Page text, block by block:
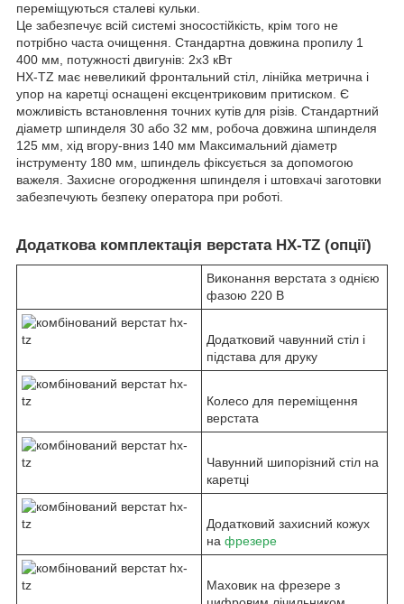
переміщуються сталеві кульки.
Це забезпечує всій системі зносостійкість, крім того не
потрібно часта очищення. Стандартна довжина пропилу 1
400 мм, потужності двигунів: 2х3 кВт
HX-TZ має невеликий фронтальний стіл, лінійка метрична і
упор на каретці оснащені ексцентриковим притиском. Є
можливість встановлення точних кутів для різів. Стандартний
діаметр шпинделя 30 або 32 мм, робоча довжина шпинделя
125 мм, хід вгору-вниз 140 мм Максимальний діаметр
інструменту 180 мм, шпиндель фіксується за допомогою
важеля. Захисне огородження шпинделя і штовхачі заготовки
забезпечують безпеку оператора при роботі.
Додаткова комплектація верстата HX-TZ (опції)
Виконання верстата з однією
фазою 220 В
Додатковий чавунний стіл і
підстава для друку
Колесо для переміщення
верстата
Чавунний шипорізний стіл на
каретці
Додатковий захисний кожух
на фрезере
Маховик на фрезере з